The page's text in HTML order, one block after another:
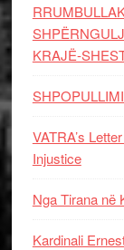
KRAJË-
VATRA’s
Injustice
Nga Tirana në
Kardinali